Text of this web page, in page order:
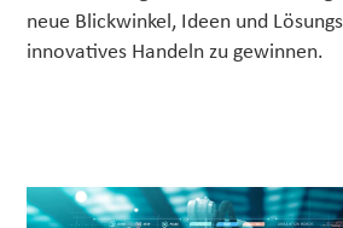
neue Blickwinkel, Ideen und
innovatives Handeln zu gewinnen.